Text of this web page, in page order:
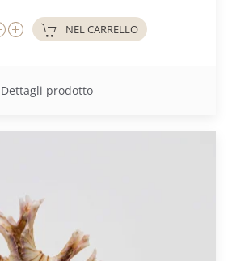
NEL CARRELLO
Dettagli prodotto